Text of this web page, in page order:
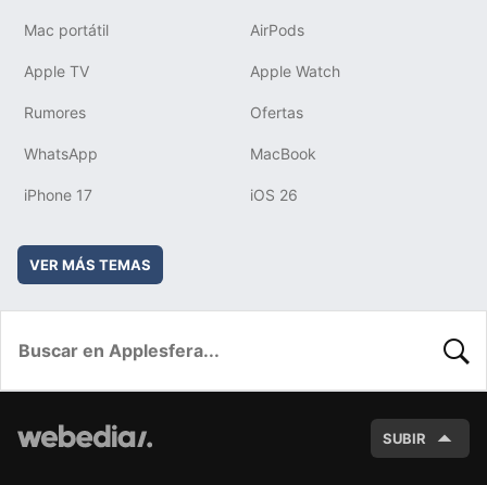
Mac portátil AirPods
Apple TV Apple Watch
Rumores Ofertas
WhatsApp MacBook
iPhone 17 iOS 26
VER MÁS TEMAS
SUBIR